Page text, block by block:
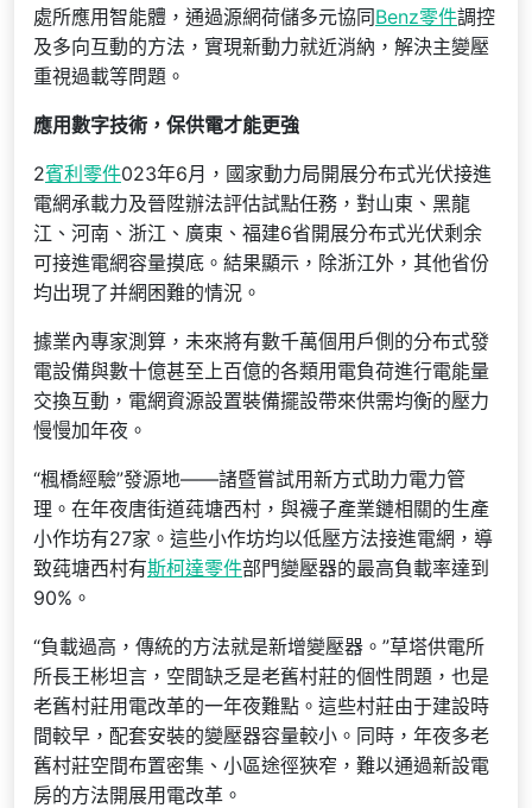
處所應用智能體，通過源網荷儲多元協同Benz零件調控
及多向互動的方法，實現新動力就近消納，解決主變壓
重視過載等問題。
應用數字技術，保供電才能更強
2賓利零件023年6月，國家動力局開展分布式光伏接進
電網承載力及晉陞辦法評估試點任務，對山東、黑龍
江、河南、浙江、廣東、福建6省開展分布式光伏剩余
可接進電網容量摸底。結果顯示，除浙江外，其他省份
均出現了并網困難的情況。
據業內專家測算，未來將有數千萬個用戶側的分布式發
電設備與數十億甚至上百億的各類用電負荷進行電能量
交換互動，電網資源設置裝備擺設帶來供需均衡的壓力
慢慢加年夜。
“楓橋經驗”發源地——諸暨嘗試用新方式助力電力管
理。在年夜唐街道莼塘西村，與襪子產業鏈相關的生產
小作坊有27家。這些小作坊均以低壓方法接進電網，導
致莼塘西村有斯柯達零件部門變壓器的最高負載率達到
90%。
“負載過高，傳統的方法就是新增變壓器。”草塔供電所
所長王彬坦言，空間缺乏是老舊村莊的個性問題，也是
老舊村莊用電改革的一年夜難點。這些村莊由于建設時
間較早，配套安裝的變壓器容量較小。同時，年夜多老
舊村莊空間布置密集、小區途徑狹窄，難以通過新設電
房的方法開展用電改革。